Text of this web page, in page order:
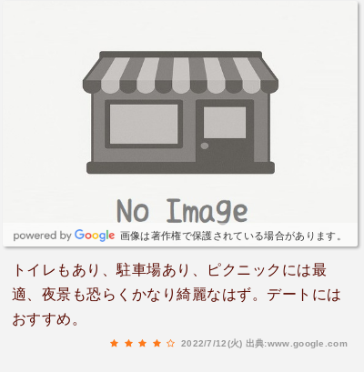
画像は著作権で保護されている場合があります。
トイレもあり、駐車場あり、ピクニックには最
適、夜景も恐らくかなり綺麗なはず。デートには
おすすめ。
2022/7/12(火) 出典:www.google.com